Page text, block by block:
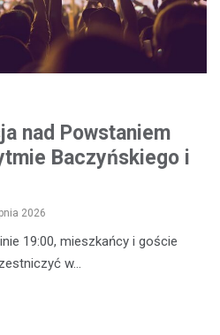
nad Powstaniem
Baczyńskiego i
2026
19:00, mieszkańcy i goście
w…